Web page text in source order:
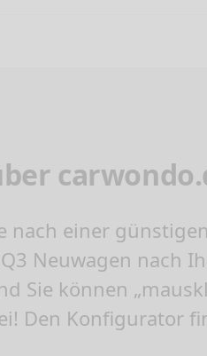
nach einer günstigen
Neuwagen nach
Sie können
Den Konfigurator